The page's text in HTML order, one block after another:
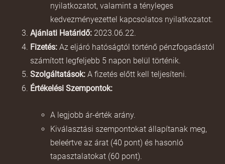
nyilatkozatot, valamint a tényleges
kedvezményezettel kapcsolatos nyilatkozatot.
Ajánlati Határidő: 2023.06.22.
Fizetés: Az eljáró hatóságtól történő pénzfogadástól
számított legfeljebb 5 napon belül történik.
Szolgáltatások: A fizetés előtt kell teljesíteni.
Értékelési Szempontok:
A legjobb ár-érték arány.
Kiválasztási szempontokat állapítanak meg,
beleértve az árat (40 pont) és hasonló
tapasztalatokat (60 pont).